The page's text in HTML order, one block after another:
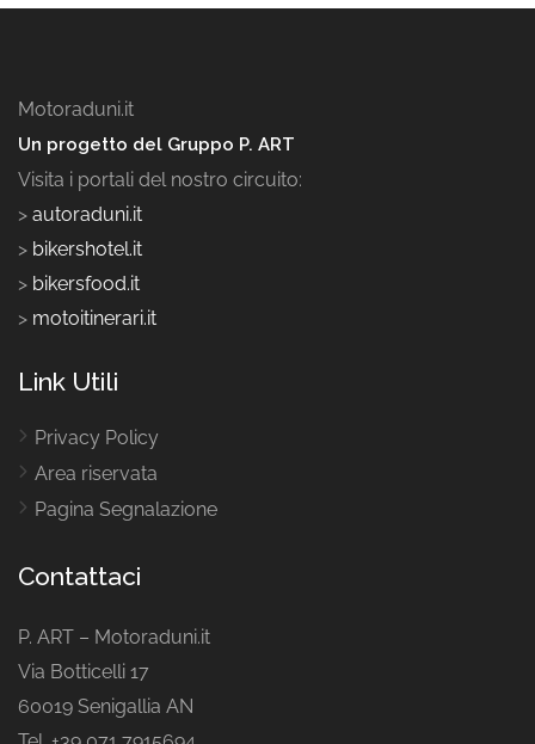
Motoraduni.it
Un progetto del Gruppo P. ART
Visita i portali del nostro circuito:
> autoraduni.it
> bikershotel.it
> bikersfood.it
> motoitinerari.it
Link Utili
Privacy Policy
Area riservata
Pagina Segnalazione
Contattaci
P. ART – Motoraduni.it
Via Botticelli 17
60019 Senigallia AN